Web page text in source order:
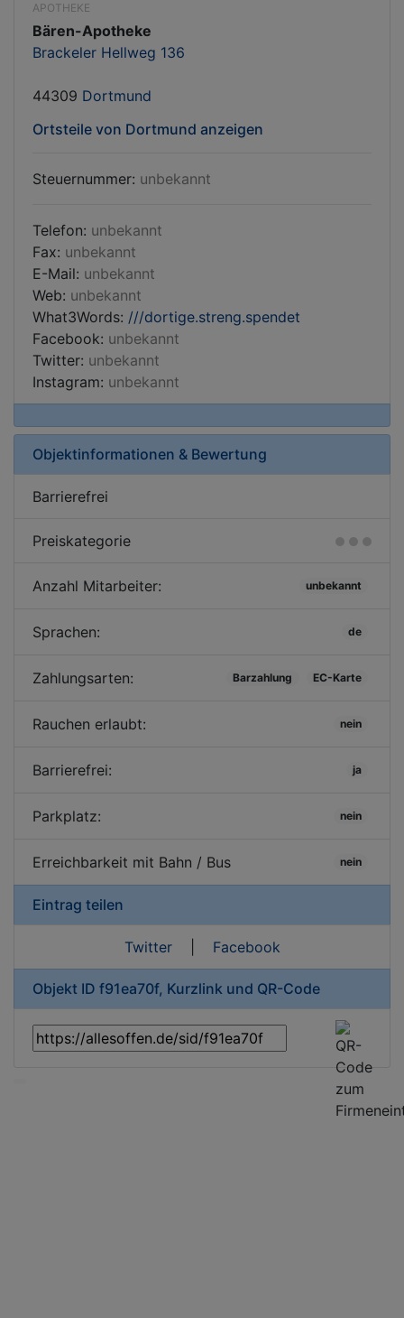
APOTHEKE
Bären-Apotheke
Brackeler Hellweg 136
44309 Dortmund
Ortsteile von Dortmund anzeigen
Steuernummer: unbekannt
Telefon: unbekannt
Fax: unbekannt
E-Mail: unbekannt
Web: unbekannt
What3Words: ///dortige.streng.spendet
Facebook: unbekannt
Twitter: unbekannt
Instagram: unbekannt
Objektinformationen & Bewertung
Barrierefrei
Preiskategorie
Anzahl Mitarbeiter: unbekannt
Sprachen: de
Zahlungsarten: Barzahlung EC-Karte
Rauchen erlaubt: nein
Barrierefrei: ja
Parkplatz: nein
Erreichbarkeit mit Bahn / Bus nein
Eintrag teilen
Twitter| Facebook
Objekt ID f91ea70f, Kurzlink und QR-Code